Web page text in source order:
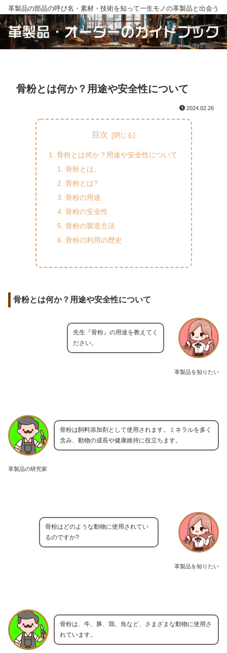
革製品の部品の呼び名・素材・技術を知って一生モノの革製品と出会う
骨粉とは何か？用途や安全性について
2024.02.26
目次
骨粉とは何か？用途や安全性について
骨粉とは。
骨粉とは?
骨粉の用途
骨粉の安全性
骨粉の製造方法
骨粉の利用の歴史
骨粉とは何か？用途や安全性について
革製品を知りたい
先生『骨粉』の用途を教えてく
ださい。
革製品の研究家
骨粉は飼料添加剤として使用されます。ミネラルを多く
含み、動物の成長や健康維持に役立ちます。
革製品を知りたい
骨粉はどのような動物に使用されてい
るのですか?
骨粉は、牛、豚、鶏、魚など、さまざまな動物に使用さ
れています。